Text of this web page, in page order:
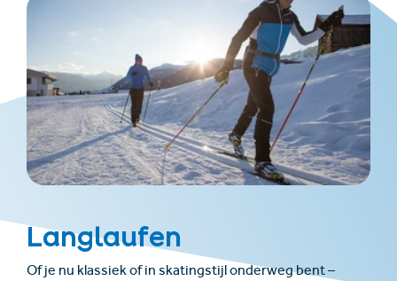
Langlaufen
Of je nu klassiek of in skatingstijl onderweg bent –